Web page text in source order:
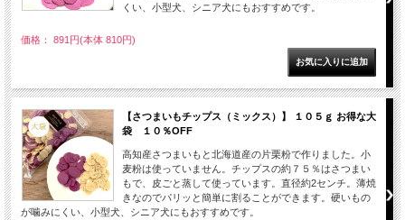
くい、小型犬、シニア犬にもおすすめです。
価格： 891円(本体 810円)
【さつまいもチップス（ミックス）】 １０５ｇ お得な大
袋 １０％OFF
高知産さつまいもと北海道産の片栗粉で作りました。小
麦粉は使っていません。チップスの約７５％はさつまい
もで、皮ごと蒸して使っています。直径約2センチ。薄焼
きなのでパリッと簡単に割ることができます。硬いもの
が噛みにくい、小型犬、シニア犬にもおすすめです。